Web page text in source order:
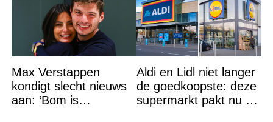
Max Verstappen
kondigt slecht nieuws
aan: ‘Bom is
Aldi en Lidl niet langer
de goedkoopste: deze
supermarkt pakt nu de